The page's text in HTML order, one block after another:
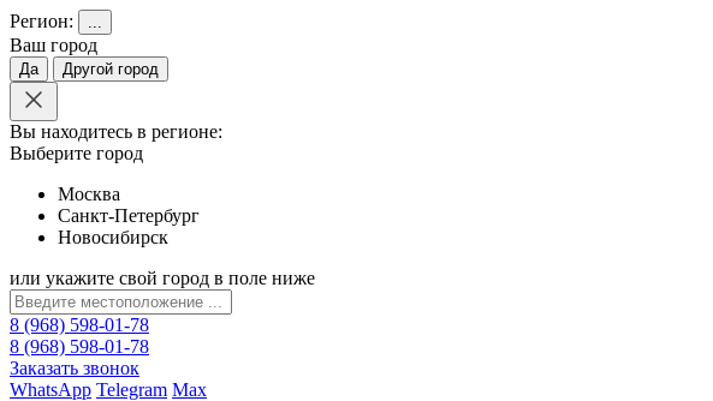
Регион: ...
Ваш город
Да Другой город
Вы находитесь в регионе:
Выберите город
Москва
Санкт-Петербург
Новосибирск
или укажите свой город в поле ниже
8 (968) 598-01-78
8 (968) 598-01-78
Заказать звонок
WhatsApp Telegram Max